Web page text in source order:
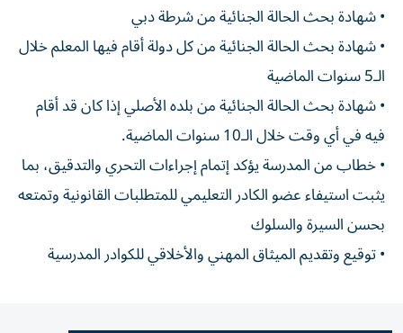
• شهادة بحث الحالة الجنائية من شرطة دبي
• شهادة بحث الحالة الجنائية من كل دولة أقام فيها المعلم خلال
الـ5 سنوات الماضية
• شهادة بحث الحالة الجنائية من بلده الأصلي إذا كان قد أقام
فيه في أي وقت خلال الـ10 سنوات الماضية.
• خطاب من المدرسة يؤكد إتمام إجراءات التحري والتدقيق، بما
يثبت استيفاء عضو الكادر التعليمي للمتطلبات القانونية وتمتعه
بحسن السيرة والسلوك
• توقيع وتقديم الميثاق المهني والأخلاقي للكوادر المدرسية